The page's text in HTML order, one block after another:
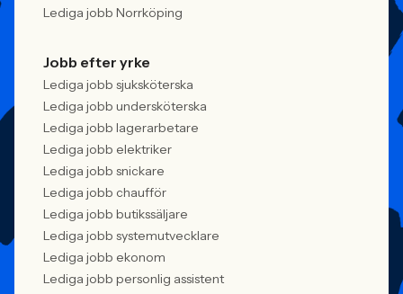
Lediga jobb Norrköping
Jobb efter yrke
Lediga jobb sjuksköterska
Lediga jobb undersköterska
Lediga jobb lagerarbetare
Lediga jobb elektriker
Lediga jobb snickare
Lediga jobb chaufför
Lediga jobb butikssäljare
Lediga jobb systemutvecklare
Lediga jobb ekonom
Lediga jobb personlig assistent